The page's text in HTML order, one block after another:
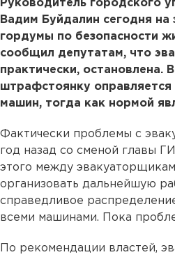
Руководитель городского
Вадим Буйдалин сегодня на
гордумы по безопасности
сообщил депутатам, что
практически, остановлена.
штрафстоянку оправляется
машин, тогда как нормой
Фактически проблемы с
год назад со сменой главы
этого между
организовать дальнейшую
справедливое
всеми машинами. Пока
По рекомендации властей,